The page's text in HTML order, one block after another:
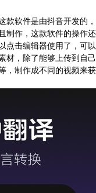
款软件是由抖音开发的，
制作，这款软件的操作还
点击编辑器使用了，可以
材，除了能够上传到自己
，制作成不同的视频来获